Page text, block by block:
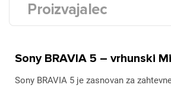
Proizvajalec
Sony BRAVIA 5 – vrhunski
Sony BRAVIA 5 je zasnovan za